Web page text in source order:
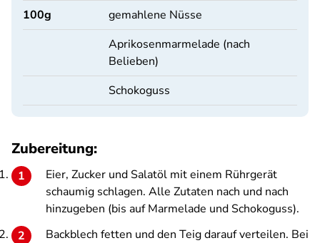
100g
gemahlene Nüsse
Aprikosenmarmelade (nach
Belieben)
Schokoguss
Zubereitung:
Eier, Zucker und Salatöl mit einem Rührgerät
schaumig schlagen. Alle Zutaten nach und nach
hinzugeben (bis auf Marmelade und Schokoguss).
Backblech fetten und den Teig darauf verteilen. Bei